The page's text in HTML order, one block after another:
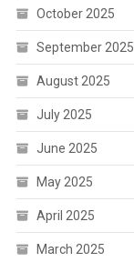
October 2025
September 2025
August 2025
July 2025
June 2025
May 2025
April 2025
March 2025